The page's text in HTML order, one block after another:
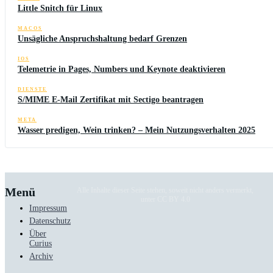
Little Snitch für Linux
MACOS
Unsägliche Anspruchshaltung bedarf Grenzen
IOS
Telemetrie in Pages, Numbers und Keynote deaktivieren
DIENSTE
S/MIME E-Mail Zertifikat mit Sectigo beantragen
META
Wasser predigen, Wein trinken? – Mein Nutzungsverhalten 2025
Menü
Impressum
Datenschutz
Über
Curius
Archiv